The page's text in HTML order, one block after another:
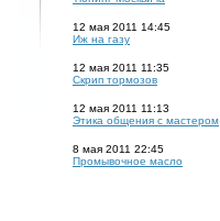
12 мая 2011 14:45
Иж на газу
12 мая 2011 11:35
Скрип тормозов
12 мая 2011 11:13
Этика общения с мастером
8 мая 2011 22:45
Промывочное масло